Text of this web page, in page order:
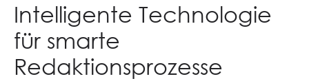
Intelligente Technologie
für smarte
Redaktionsprozesse